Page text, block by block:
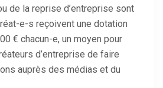
de la reprise d’entreprise sont
e-s reçoivent une dotation
€ chacun-e, un moyen pour
d’entreprise de faire
auprès des médias et du